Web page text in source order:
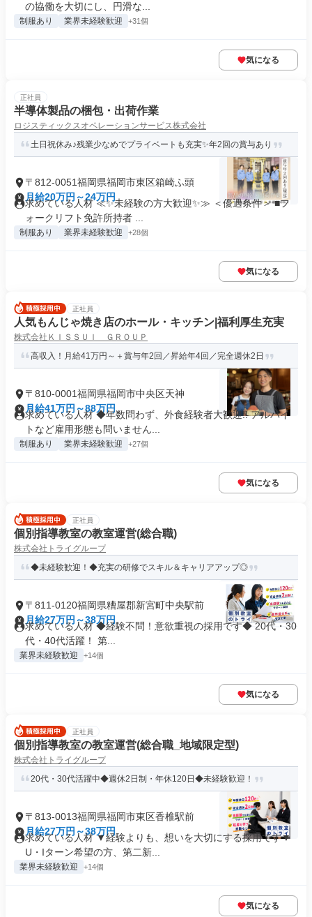
の協働を大切にし、円滑な...
制服あり 業界未経験歓迎 +31個
気になる
正社員
半導体製品の梱包・出荷作業
ロジスティックスオペレーションサービス株式会社
土日祝休み♪残業少なめでプライベートも充実✨年2回の賞与あり
〒812-0051福岡県福岡市東区箱崎ふ頭
月給20万円～24万円
求めている人材 ≪✨未経験の方大歓迎✨≫ ＜優遇条件＞ ■フ
ォークリフト免許所持者 ...
制服あり 業界未経験歓迎 +28個
気になる
正社員
人気もんじゃ焼き店のホール・キッチン|福利厚生充実
株式会社ＫＩＳＳＵＩ ＧＲＯＵＰ
高収入！月給41万円～＋賞与年2回／昇給年4回／完全週休2日
〒810-0001福岡県福岡市中央区天神
月給41万円～88万円
求めている人材 ◆年数問わず、外食経験者大歓迎!! アルバイ
トなど雇用形態も問いません...
制服あり 業界未経験歓迎 +27個
気になる
正社員
個別指導教室の教室運営(総合職)
株式会社トライグループ
◆未経験歓迎！◆充実の研修でスキル＆キャリアアップ◎
〒811-0120福岡県糟屋郡新宮町中央駅前
月給27万円～38万円
求めている人材 ◆経験不問！意欲重視の採用です◆ 20代・30
代・40代活躍！ 第...
業界未経験歓迎 +14個
気になる
正社員
個別指導教室の教室運営(総合職_地域限定型)
株式会社トライグループ
20代・30代活躍中◆週休2日制・年休120日◆未経験歓迎！
〒813-0013福岡県福岡市東区香椎駅前
月給27万円～38万円
求めている人材 ▼経験よりも、想いを大切にする採用です▼
U・Iターン希望の方、第二新...
業界未経験歓迎 +14個
気になる